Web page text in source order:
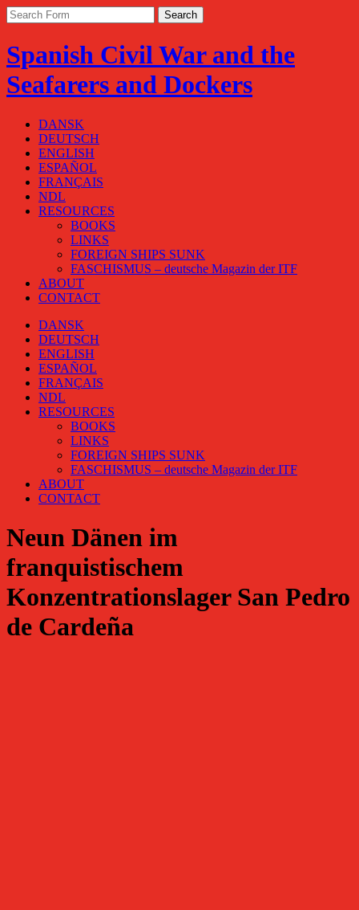
Spanish Civil War and the
Seafarers and Dockers
DANSK
DEUTSCH
ENGLISH
ESPAÑOL
FRANÇAIS
NDL
RESOURCES
BOOKS
LINKS
FOREIGN SHIPS SUNK
FASCHISMUS – deutsche Magazin der ITF
ABOUT
CONTACT
DANSK
DEUTSCH
ENGLISH
ESPAÑOL
FRANÇAIS
NDL
RESOURCES
BOOKS
LINKS
FOREIGN SHIPS SUNK
FASCHISMUS – deutsche Magazin der ITF
ABOUT
CONTACT
Neun Dänen im
franquistischem
Konzentrationslager San Pedro
de Cardeña